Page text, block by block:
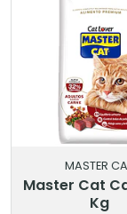
MASTER
Master Cat
Kg